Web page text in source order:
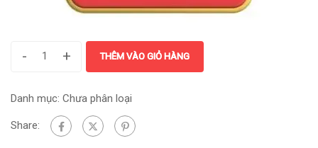
- + THÊM VÀO GIỎ HÀNG
Danh mục: Chưa phân loại
Share: